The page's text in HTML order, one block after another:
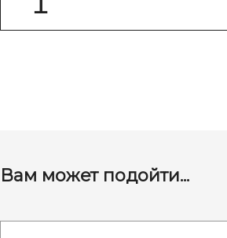
Вам может подойти...